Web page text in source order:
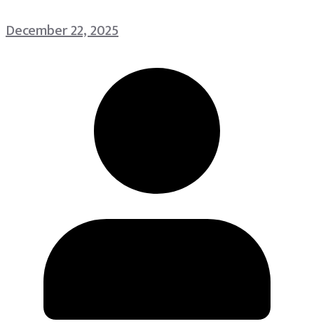
December 22, 2025